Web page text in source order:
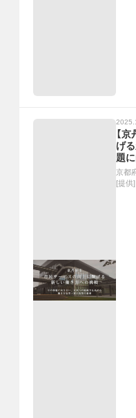
【
げ
題
る
京都
[提供]